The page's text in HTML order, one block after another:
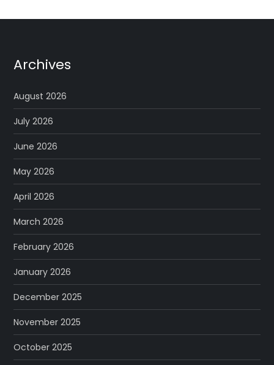
Archives
August 2026
July 2026
June 2026
May 2026
April 2026
March 2026
February 2026
January 2026
December 2025
November 2025
October 2025